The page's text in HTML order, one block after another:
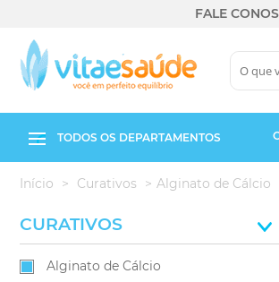
FALE
TODOS OS DEPARTAMENTOS
Início Curativos Alginato de Cálcio
CURATIVOS
Alginato de Cálcio